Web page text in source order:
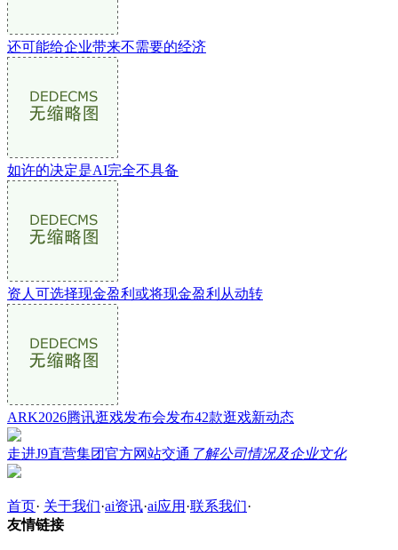
还可能给企业带来不需要的经济
如许的决定是AI完全不具备
资人可选择现金盈利或将现金盈利从动转
ARK2026腾讯逛戏发布会发布42款逛戏新动态
走进J9直营集团官方网站交通 了解公司情况及企业文化
首页· 关于我们·ai资讯·ai应用 ·联系我们·
友情链接